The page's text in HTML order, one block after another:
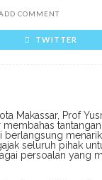
COMMENT
TWITTER
Makassar, Prof
seluruh pihak
persoalan yang